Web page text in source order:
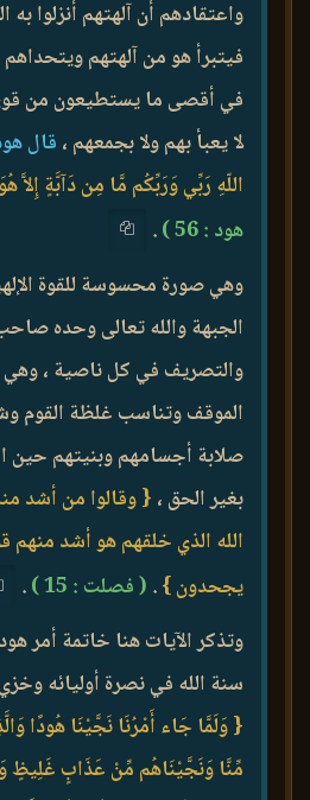
واعتقادهم أن آلهتهم أنزلوا
فيتبرأ هو من آلهتهم
في أقصى ما يستطيعون من
لا يعبأ بهم ولا بجمعهم ، قال
اللّهِ رَبِّي وَرَبِّكُم مَّا مِن دَآبَّةٍ إِلاَّ
هود : 56 )
.
وهي صورة محسوسة للقوة
الجبهة والله تعالى وحده
والتصريف في كل ناصية ،
الموقف وتناسب غلظة القوم
صلابة أجسامهم وبنيتهم حين
بغير الحق ، { وقالوا من أشد
الله الذي خلقهم هو أشد منهم
يجحدون }. ( فصلت : 15 )
.
وتذكر الآيات هنا خاتمة
سنة الله في نصرة أوليائه
{ وَلَمَّا جَاء أَمْرُنَا نَجَّيْنَا هُودًا
مِّنَّا وَنَجَّيْنَاهُم مِّنْ عَذَابٍ غَلِيظٍ